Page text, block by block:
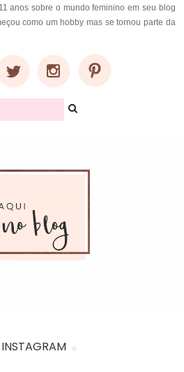
anos sobre o mundo feminino em seu blog
como um hobby mas se tornou parte da
INSTAGRAM